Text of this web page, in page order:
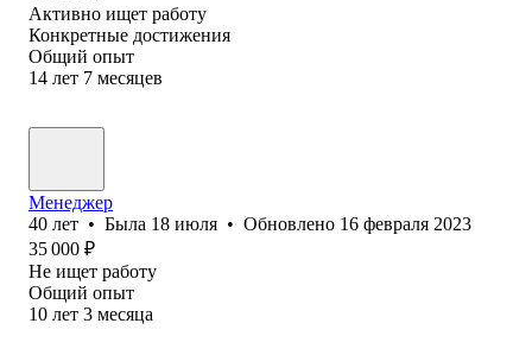
Активно ищет работу
Конкретные достижения
Общий опыт
14 лет 7 месяцев
Менеджер
40 лет • Была 18 июля • Обновлено 16 февраля 2023
35 000 ₽
Не ищет работу
Общий опыт
10 лет 3 месяца